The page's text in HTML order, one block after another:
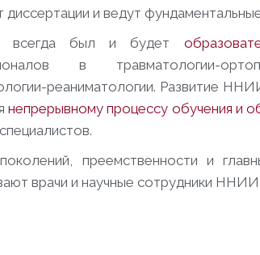
и ведут
всегда был и будет
в травматологии-
реаниматологии. Развитие
непрерывному процессу обучения и
преемственности и
врачи и научные сотрудники